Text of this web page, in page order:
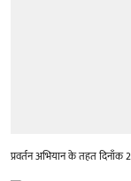
प्रवर्तन अभियान के तहत दिनाँक